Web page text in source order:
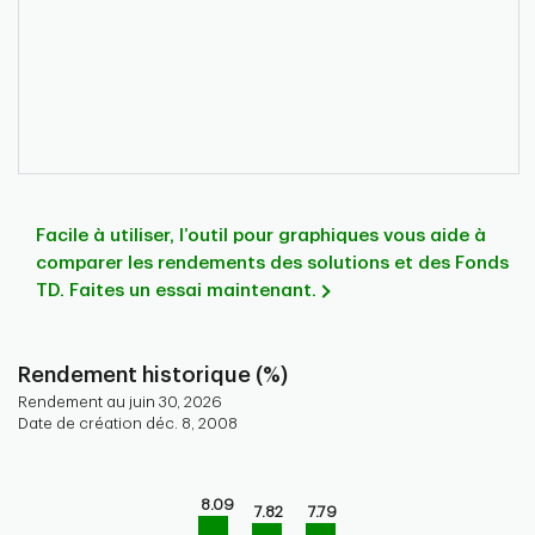
Facile à utiliser, l’outil pour graphiques vous aide à
comparer les rendements des solutions et des Fonds
TD. Faites un essai maintenant.
Rendement historique (%)
Rendement au juin 30, 2026
Date de création déc. 8, 2008
Bar chart for historical performance of the fund
8.09 7.82 7.79